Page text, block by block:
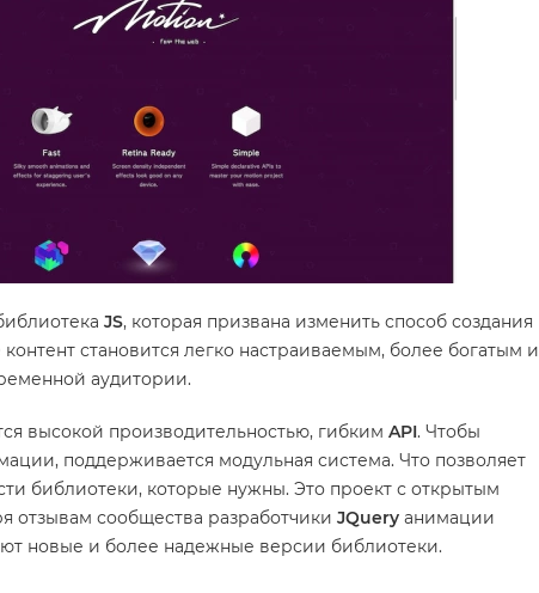
JS, которая призвана изменить способ создания
становится легко настраиваемым, более богатым и
аудитории.
высокой производительностью, гибким API. Чтобы
поддерживается модульная система. Что позволяет
библиотеки, которые нужны. Это проект с открытым
отзывам сообщества разработчики JQuery анимации
новые и более надежные версии библиотеки.